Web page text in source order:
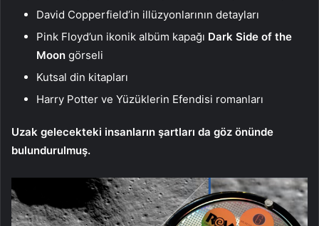
David Copperfield’in illüzyonlarının detayları
Pink Floyd’un ikonik albüm kapağı Dark Side of the
Moon görseli
Kutsal din kitapları
Harry Potter ve Yüzüklerin Efendisi romanları
Uzak gelecekteki insanların şartları da göz önünde
bulundurulmuş.